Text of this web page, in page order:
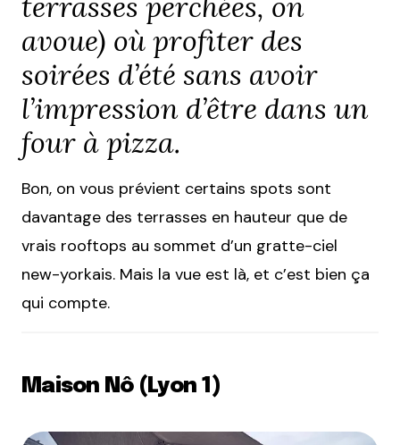
avoue) où profiter des
soirées d’été sans avoir
l’impression d’être dans un
four à pizza.
Bon, on vous prévient certains spots sont
davantage des terrasses en hauteur que de
vrais rooftops au sommet d’un gratte-ciel
new-yorkais. Mais la vue est là, et c’est bien ça
qui compte.
Maison Nô (Lyon 1)